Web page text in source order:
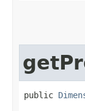
public